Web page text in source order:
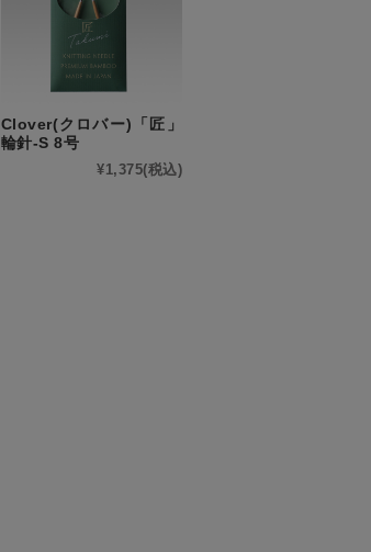
Clover(クロバー)「匠」
輪針-S 8号
¥1,375(税込)